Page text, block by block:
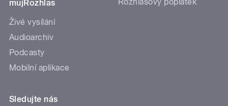
mujRozhlas
Živé vysílání
Audioarchiv
Podcasty
Mobilní aplikace
Sledujte nás